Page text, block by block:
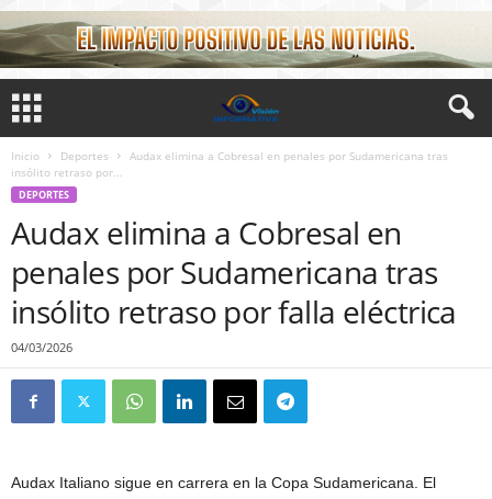
Inicio Deportes
Audax elimina a Cobresal en penales por Sudamericana tras
insólito retraso por...
DEPORTES
Audax elimina a Cobresal en
penales por Sudamericana tras
insólito retraso por falla eléctrica
04/03/2026
Audax Italiano sigue en carrera en la Copa Sudamericana . El